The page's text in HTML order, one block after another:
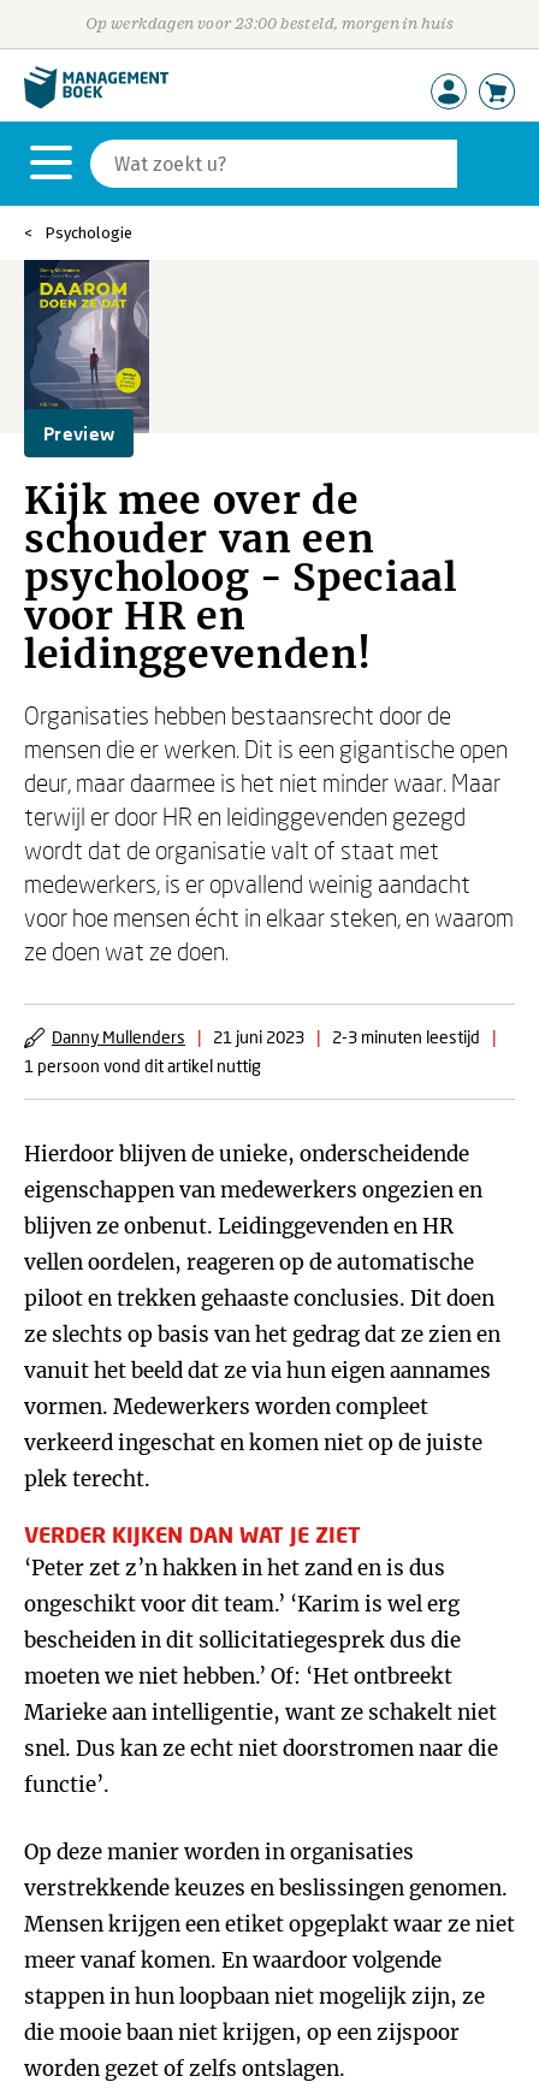
Op werkdagen voor 23:00 besteld, morgen in huis
Psychologie
Preview
Kijk mee over de
schouder van een
psycholoog - Speciaal
voor HR en
leidinggevenden!
Organisaties hebben bestaansrecht door de
mensen die er werken. Dit is een gigantische open
deur, maar daarmee is het niet minder waar. Maar
terwijl er door HR en leidinggevenden gezegd
wordt dat de organisatie valt of staat met
medewerkers, is er opvallend weinig aandacht
voor hoe mensen écht in elkaar steken, en waarom
ze doen wat ze doen.
Danny Mullenders | 21 juni 2023 | 2-3 minuten leestijd
|
1 persoon vond dit artikel nuttig
Hierdoor blijven de unieke, onderscheidende
eigenschappen van medewerkers ongezien en
blijven ze onbenut. Leidinggevenden en HR
vellen oordelen, reageren op de automatische
piloot en trekken gehaaste conclusies. Dit doen
ze slechts op basis van het gedrag dat ze zien en
vanuit het beeld dat ze via hun eigen aannames
vormen. Medewerkers worden compleet
verkeerd ingeschat en komen niet op de juiste
plek terecht.
VERDER KIJKEN DAN WAT JE ZIET
‘Peter zet z’n hakken in het zand en is dus
ongeschikt voor dit team.’ ‘Karim is wel erg
bescheiden in dit sollicitatiegesprek dus die
moeten we niet hebben.’ Of: ‘Het ontbreekt
Marieke aan intelligentie, want ze schakelt niet
snel. Dus kan ze echt niet doorstromen naar die
functie’.
Op deze manier worden in organisaties
verstrekkende keuzes en beslissingen genomen.
Mensen krijgen een etiket opgeplakt waar ze niet
meer vanaf komen. En waardoor volgende
stappen in hun loopbaan niet mogelijk zijn, ze
die mooie baan niet krijgen, op een zijspoor
worden gezet of zelfs ontslagen.